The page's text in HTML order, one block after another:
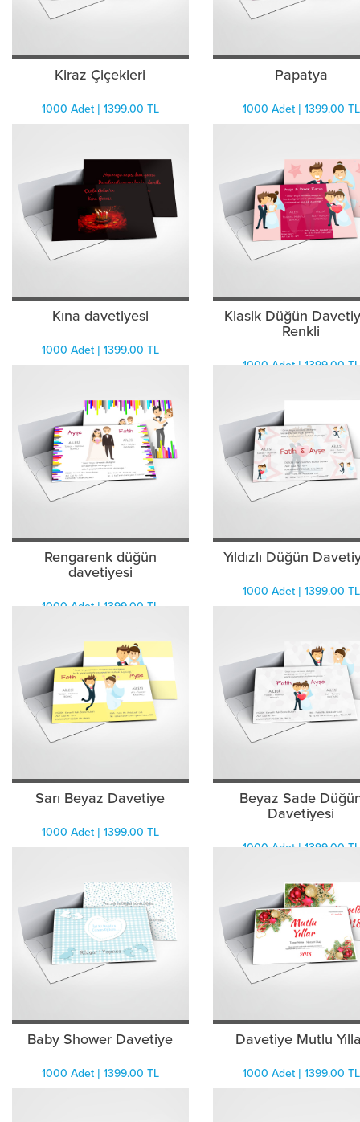
Kiraz Çiçekleri
1000 Adet | 1399.00 TL
Papatya
1000 Adet | 1399.00 TL
Kına davetiyesi
1000 Adet | 1399.00 TL
Klasik Düğün
Renkli
1000 Adet | 1399.00 TL
Rengarenk düğün
davetiyesi
1000 Adet | 1399.00 TL
Yıldızlı Düğün
1000 Adet | 1399.00 TL
Sarı Beyaz Davetiye
1000 Adet | 1399.00 TL
Beyaz Sade
Davetiyesi
1000 Adet | 1399.00 TL
Baby Shower Davetiye
1000 Adet | 1399.00 TL
Davetiye Mutlu
1000 Adet | 1399.00 TL